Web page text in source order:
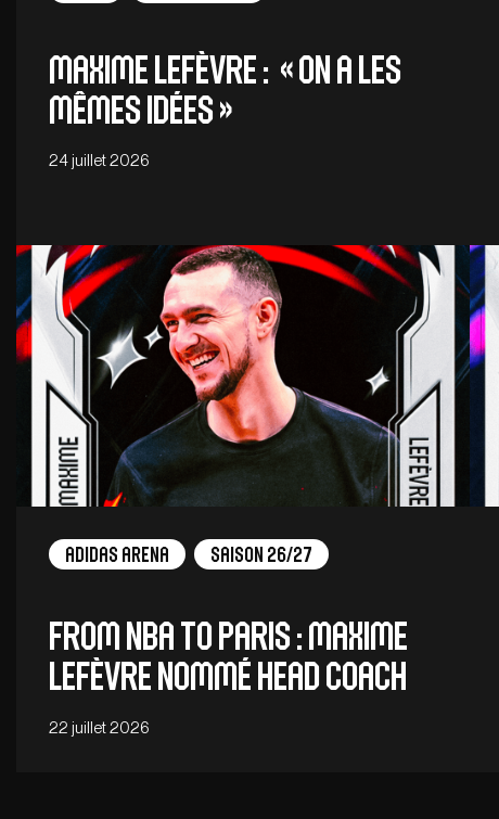
Maxime Lefèvre : « On a les
mêmes idées »
24 juillet 2026
adidas arena Saison 26/27
From NBA to Paris : Maxime
Lefèvre nommé head coach
22 juillet 2026